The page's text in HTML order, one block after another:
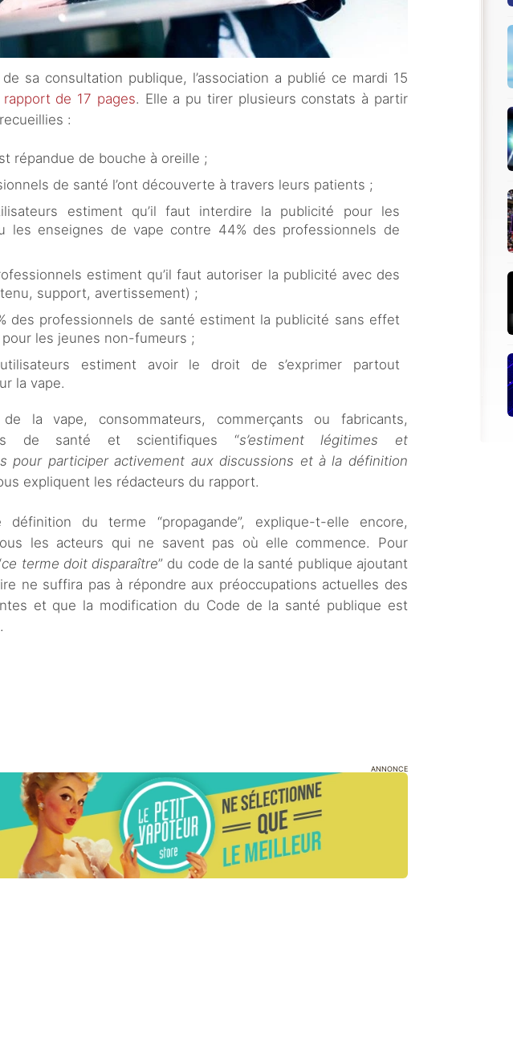
sa consultation publique, l’association a publié ce mardi 15
rapport de 17 pages. Elle a pu tirer plusieurs constats à partir
:
répandue de bouche à oreille ;
de santé l’ont découverte à travers leurs patients ;
estiment qu’il faut interdire la publicité pour les
les enseignes de vape contre 44% des professionnels de
estiment qu’il faut autoriser la publicité avec des
support, avertissement) ;
des professionnels de santé estiment la publicité sans effet
les jeunes non-fumeurs ;
estiment avoir le droit de s’exprimer partout
la vape.
la vape, consommateurs, commerçants ou fabricants,
de santé et scientifiques “s’estiment légitimes et
pour participer activement aux discussions et à la définition
expliquent les rédacteurs du rapport.
définition du terme “propagande”, explique-t-elle encore,
les acteurs qui ne savent pas où elle commence. Pour
ce terme doit disparaître” du code de la santé publique ajoutant
ne suffira pas à répondre aux préoccupations actuelles des
et que la modification du Code de la santé publique est
ANNONCE